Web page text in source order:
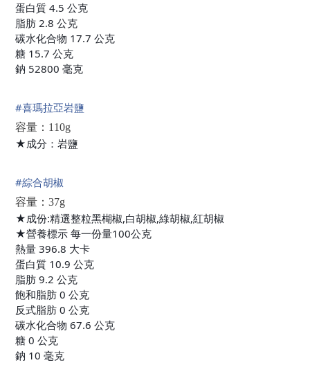
蛋白質 4.5 公克
脂肪 2.8 公克
碳水化合物 17.7 公克
糖 15.7 公克
鈉 52800 毫克
#喜瑪拉亞岩鹽
容量：110g
★成分：岩鹽
#綜合胡椒
容量：37g
★成份:精選整粒黑楜椒,白胡椒,綠胡椒,紅胡椒
★營養標示 每一份量100公克
熱量 396.8 大卡
蛋白質 10.9 公克
脂肪 9.2 公克
飽和脂肪 0 公克
反式脂肪 0 公克
碳水化合物 67.6 公克
糖 0 公克
鈉 10 毫克